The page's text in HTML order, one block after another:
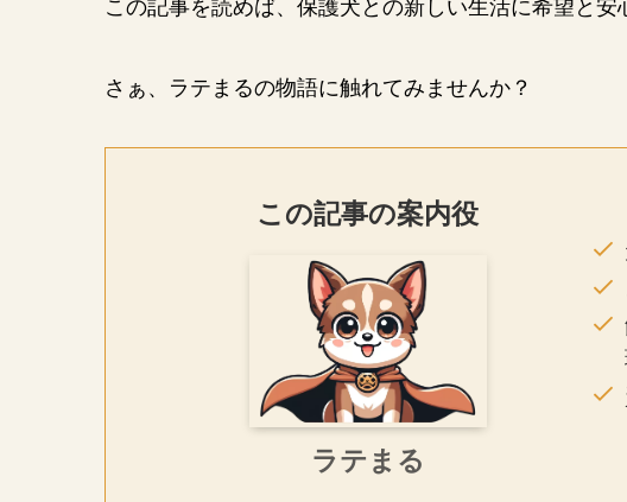
さぁ、ラテまるの物語に触れてみませんか？
この記事の案内役
ラテまる